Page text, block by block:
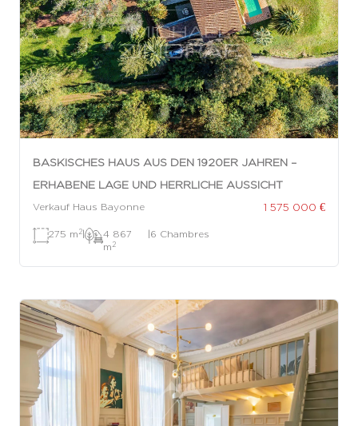
BASKISCHES HAUS AUS DEN 1920ER JAHREN –
ERHABENE LAGE UND HERRLICHE AUSSICHT
Verkauf Haus Bayonne 1 575 000 €
275 m 2|
4 867
m 2
|6 Chambres